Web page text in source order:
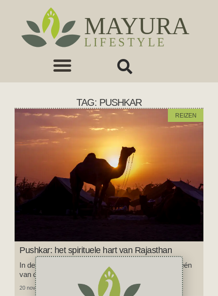
TAG: PUSHKAR
REIZEN
Pushkar: het spirituele hart van Rajasthan
In deze blog neem ik je mee op reis naar Pushkar, één
van de heiligste plaatsen in India.
20 november 2025 4 reacties